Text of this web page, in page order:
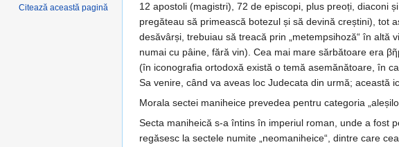
12 apostoli (magistri), 72 de episcopi, plus preoți, diaconi
pregăteau să primească botezul și să devină creștini), tot
desăvârși, trebuiau să treacă prin „metempsihoză“ în altă
numai cu pâine, fără vin). Cea mai mare sărbătoare era
(în iconografia ortodoxă există o temă asemănătoare, în
Sa venire, când va aveas loc Judecata din urmă; această
Morala sectei maniheice prevedea pentru categoria
Secta maniheică s-a întins în imperiul roman, unde a fost
regăsesc la sectele numite „neomaniheice“, dintre care
Citează această pagină